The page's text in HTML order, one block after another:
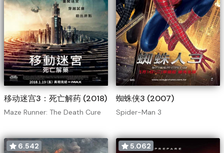
移动迷宫3：死亡解药 (2018)
Maze Runner: The Death Cure
蜘蛛侠3 (2007)
Spider-Man 3
6.542
5.062